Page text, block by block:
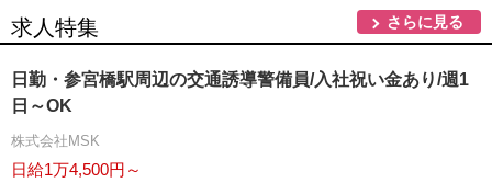
求人特集 さらに見る
日勤・参宮橋駅周辺の交通誘導警備員/入社祝い金あり/週1
日～OK
株式会社MSK
日給1万4,500円～